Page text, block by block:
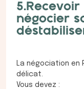
négocier
La négociation en
délicat.
Vous devez :